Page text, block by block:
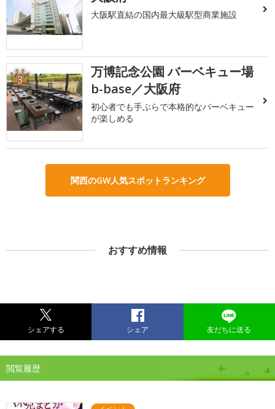
大阪駅直結の国内最大級駅型商業施設
3
万博記念公園 バーベキュー場
b-base／大阪府
初心者でも手ぶらで本格的なバーベキュー
が楽しめる
関西のGW人気スポットランキング
おすすめ情報
シェアする シェア 友だちに送る
閲覧履歴